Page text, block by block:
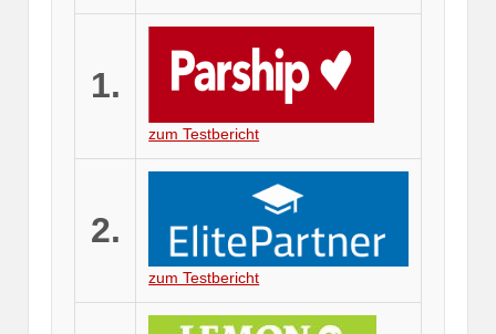
1.
zum Testbericht
2.
zum Testbericht